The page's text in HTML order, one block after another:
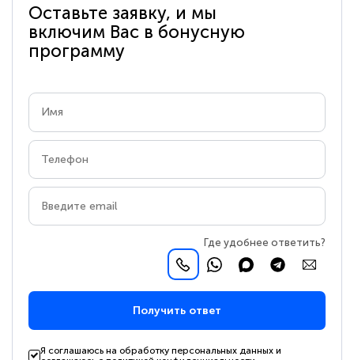
Оставьте заявку, и мы
включим Вас в бонусную
программу
Где удобнее ответить?
Получить ответ
Я соглашаюсь на обработку персональных данных и